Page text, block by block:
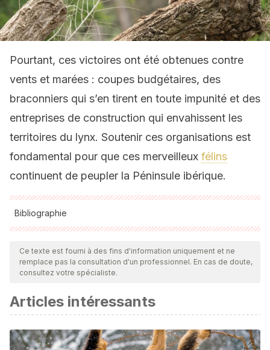
Pourtant, ces victoires ont été obtenues contre
vents et marées : coupes budgétaires, des
braconniers qui s’en tirent en toute impunité et des
entreprises de construction qui envahissent les
territoires du lynx. Soutenir ces organisations est
fondamental pour que ces merveilleux félins
continuent de peupler la Péninsule ibérique.
Bibliographie
Toutes les sources citées ont été examinées en profondeur
par notre équipe pour garantir leur qualité, leur fiabilité, leur
actualité et leur validité. La bibliographie de cet article a été
ou scientifique
Aldama, J. J.,Delibes, M. (1991a). Observation of feeding
groups in the Spanish Lynx (Felis pardina) in
Ce texte est fourni à des fins d'information uniquement et ne
remplace pas la consultation d'un professionnel. En cas de doute,
consultez votre spécialiste.
Articles intéressants